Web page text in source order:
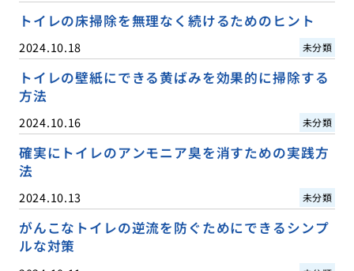
トイレの床掃除を無理なく続けるためのヒント
2024.10.18 未分類
トイレの壁紙にできる黄ばみを効果的に掃除する
方法
2024.10.16 未分類
確実にトイレのアンモニア臭を消すための実践方
法
2024.10.13 未分類
がんこなトイレの逆流を防ぐためにできるシンプ
ルな対策